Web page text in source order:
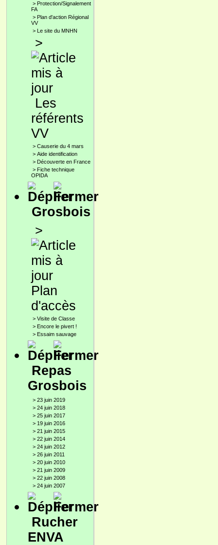
> Protection/Signalement
FA
> Plan d'action Régional
VV
> Le site du MNHN
>
Les
référents
VV
> Causerie du 4 mars
> Aide identification
> Découverte en France
> Fiche technique
OPIDA
Grosbois
>
Plan
d'accès
> Visite de Classe
> Encore le pivert !
> Essaim sauvage
Repas
Grosbois
> 23 juin 2019
> 24 juin 2018
> 25 juin 2017
> 19 juin 2016
> 21 juin 2015
> 22 juin 2014
> 24 juin 2012
> 26 juin 2011
> 20 juin 2010
> 21 juin 2009
> 22 juin 2008
> 24 juin 2007
Rucher
ENVA